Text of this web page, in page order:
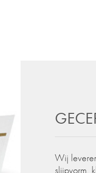
Wij
slijpvorm,